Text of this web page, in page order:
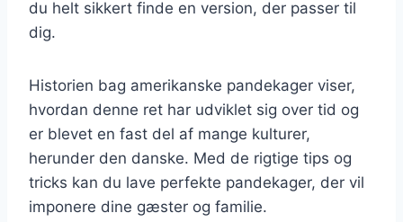
du helt sikkert finde en version, der passer til
dig.
Historien bag amerikanske pandekager viser,
hvordan denne ret har udviklet sig over tid og
er blevet en fast del af mange kulturer,
herunder den danske. Med de rigtige tips og
tricks kan du lave perfekte pandekager, der vil
imponere dine gæster og familie.